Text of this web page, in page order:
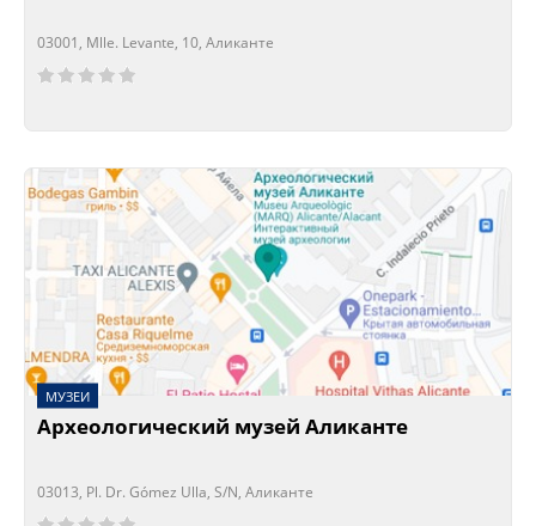
03001, Mlle. Levante, 10, Аликанте
Сейчас открыто!
Сейчас закрыто!
МУЗЕИ
Археологический музей Аликанте
03013, Pl. Dr. Gómez Ulla, S/N, Аликанте
Сейчас открыто!
Сейчас закрыто!